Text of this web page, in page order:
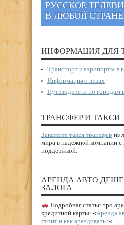
РУССКОЕ
В ЛЮБОЙ СТРАНЕ
ИНФОРМАЦИЯ ДЛЯ
Транспорт и аэропорты в
Информация о визах
Путеводители по городам
ТРАНСФЕР И ТАКСИ
Закажите такси трансфер из
мира в надежной компании с
поддержкой.
АРЕНДА АВТО
ЗАЛОГА
Подробная статья про
кредитной карты: «Аренда
стоит и как арендовать?«